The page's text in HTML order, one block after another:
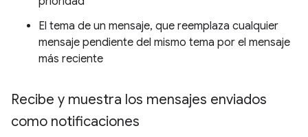
El tema de un mensaje, que reemplaza cualquier
mensaje pendiente del mismo tema por el mensaje
más reciente
Recibe y muestra los mensajes enviados
como notificaciones